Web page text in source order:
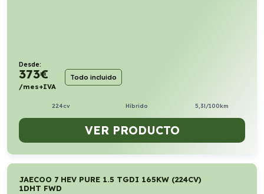
Desde:
373€
/mes+IVA
Todo incluido
224cv Híbrido 5,3l/100km
VER PRODUCTO
JAECOO 7 HEV PURE 1.5 TGDI 165KW (224CV)
1DHT FWD